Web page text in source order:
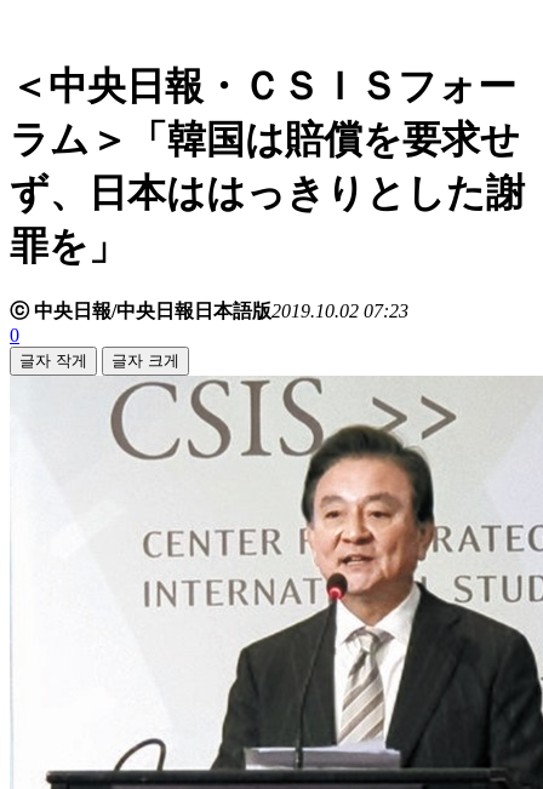
＜中央日報・ＣＳＩＳフォー
ラム＞「韓国は賠償を要求せ
ず、日本ははっきりとした謝
罪を」
ⓒ 中央日報/中央日報日本語版2019.10.02 07:23
0
글자 작게 글자 크게